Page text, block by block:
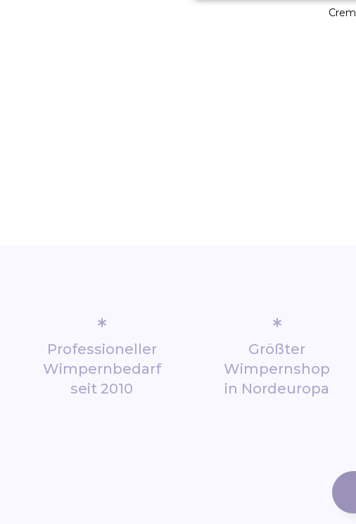
*
Professioneller
Wimpernbedarf
seit 2010
*
Größter
Wimpernshop
in Nordeuropa